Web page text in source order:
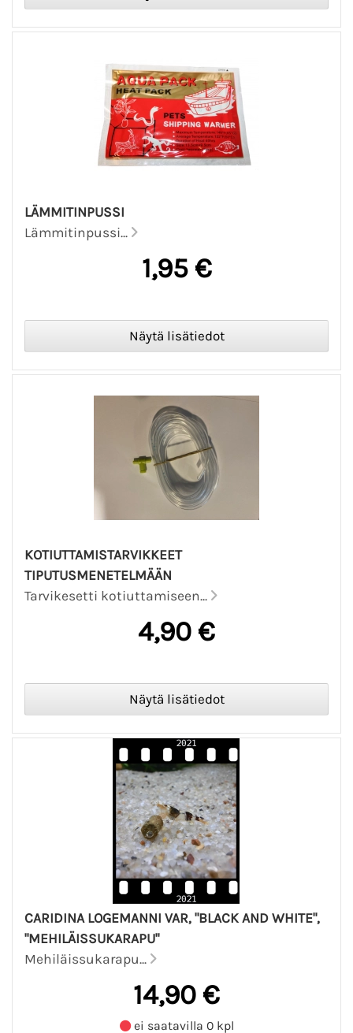
LÄMMITINPUSSI
Lämmitinpussi...
1,95 €
KOTIUTTAMISTARVIKKEET
TIPUTUSMENETELMÄÄN
Tarvikesetti kotiuttamiseen...
4,90 €
CARIDINA LOGEMANNI VAR, "BLACK AND WHITE",
"MEHILÄISSUKARAPU"
Mehiläissukarapu...
14,90 €
ei saatavilla 0 kpl